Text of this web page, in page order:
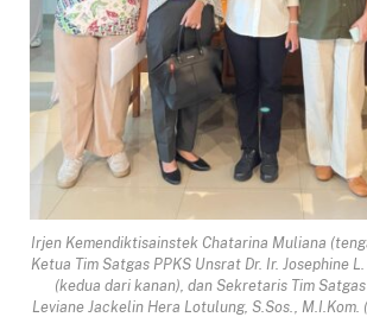
Irjen Kemendiktisainstek Chatarina Muliana
Ketua Tim Satgas PPKS Unsrat Dr. Ir. Josephine
(kedua dari kanan), dan Sekretaris Tim Satgas
Leviane Jackelin Hera Lotulung, S.Sos., M.I.Kom.